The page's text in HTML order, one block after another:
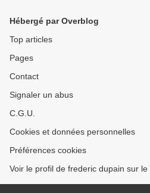
Hébergé par Overblog
Top articles
Pages
Contact
Signaler un abus
C.G.U.
Cookies et données personnelles
Préférences cookies
Voir le profil de frederic dupain sur